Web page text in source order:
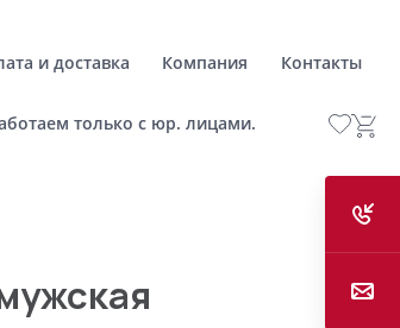
и доставка Компания Контакты
только с юр. лицами.